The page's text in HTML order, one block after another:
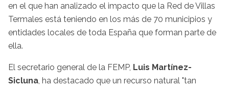
en el que han analizado el impacto que la Red de Villas
Termales está teniendo en los más de 70 municipios y
entidades locales de toda España que forman parte de
ella.
El secretario general de la FEMP, Luis Martínez-
Sicluna , ha destacado que un recurso natural "tan